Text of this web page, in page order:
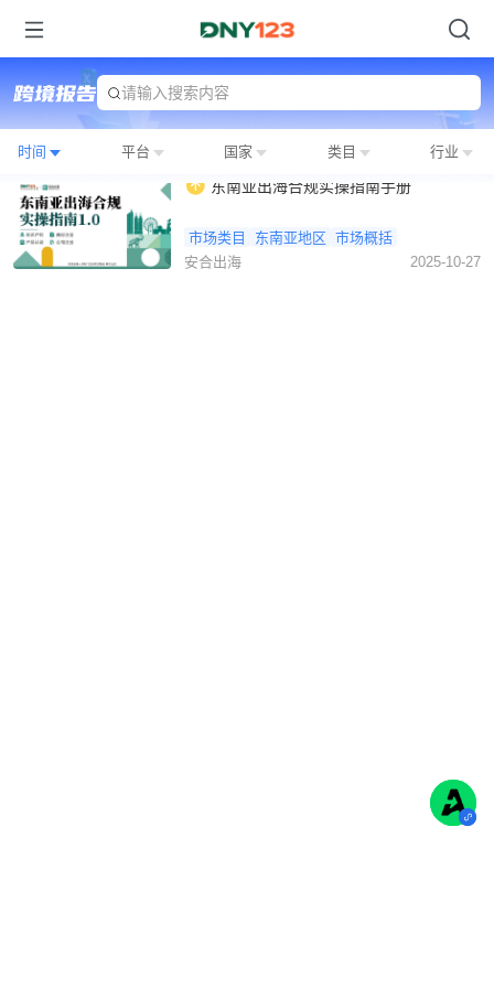
请输入搜索内容
时间 平台 国家 类目 行业
东南亚出海合规实操指南手册
市场类目 东南亚地区 市场概括
安合出海
2025-10-27